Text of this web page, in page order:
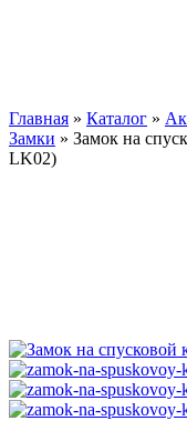
Главная » Каталог »
Замки » Замок на
LK02)